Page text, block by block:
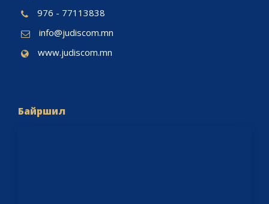
976 - 77113838
info@judiscom.mn
www.judiscom.mn
Байршил